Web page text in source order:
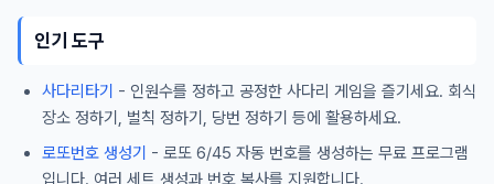
인기 도구
사다리타기 - 인원수를 정하고 공정한 사다리 게임을 즐기세요. 회식
장소 정하기, 벌칙 정하기, 당번 정하기 등에 활용하세요.
로또번호 생성기 - 로또 6/45 자동 번호를 생성하는 무료 프로그램
입니다. 여러 세트 생성과 번호 복사를 지원합니다.